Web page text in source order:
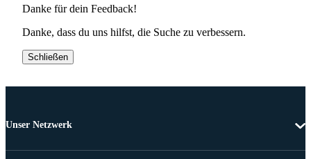
Danke für dein Feedback!
Danke, dass du uns hilfst, die Suche zu verbessern.
Schließen
Unser Netzwerk